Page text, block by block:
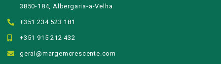
3850-184, Albergaria-a-Velha
+351 234 523 181
+351 915 212 432
geral@margemcrescente.com